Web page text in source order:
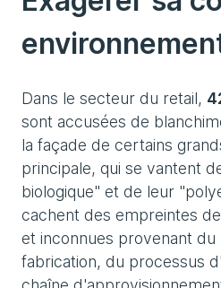
Dans le secteur du retail,
sont accusées de
la façade de certains
principale, qui se vantent
biologique" et de leur
cachent des empreintes
et inconnues provenant
fabrication, du processus